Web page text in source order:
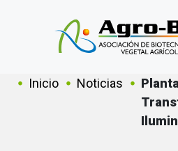
Sobrescribir
Inicio Noticias